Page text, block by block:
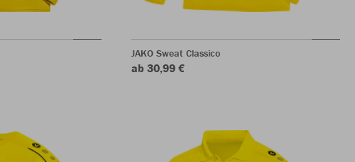
JAKO Sweat Classico
ab 30,99 €